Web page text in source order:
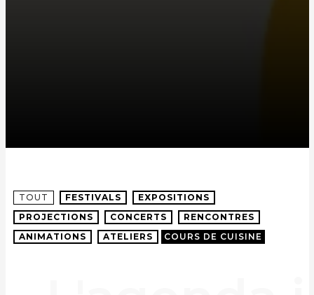
TOUT FESTIVALS
EXPOSITIONS
PROJECTIONS
CONCERTS
RENCONTRES
ANIMATIONS
ATELIERS COURS DE CUISINE